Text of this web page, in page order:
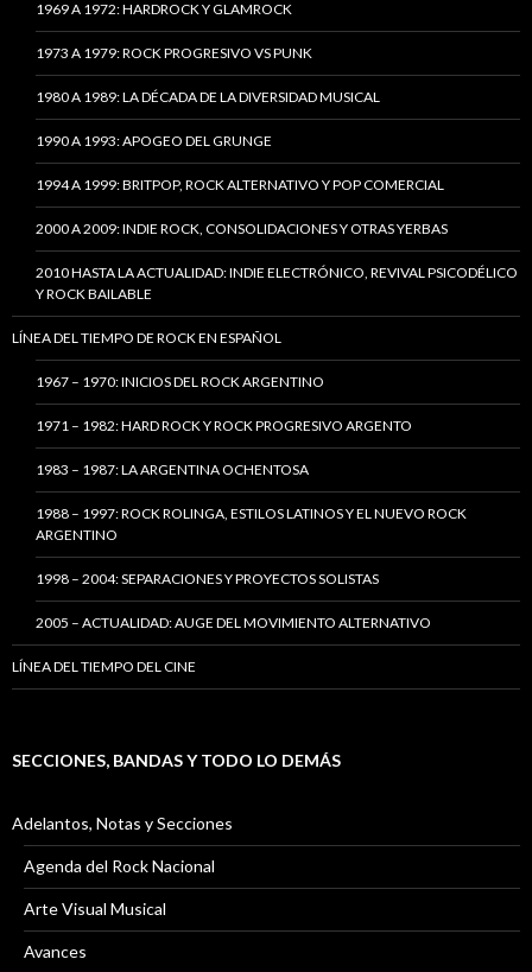
1969 A 1972: HARDROCK Y GLAMROCK
1973 A 1979: ROCK PROGRESIVO VS PUNK
1980 A 1989: LA DÉCADA DE LA DIVERSIDAD MUSICAL
1990 A 1993: APOGEO DEL GRUNGE
1994 A 1999: BRITPOP, ROCK ALTERNATIVO Y POP COMERCIAL
2000 A 2009: INDIE ROCK, CONSOLIDACIONES Y OTRAS YERBAS
2010 HASTA LA ACTUALIDAD: INDIE ELECTRÓNICO, REVIVAL PSICODÉLICO
Y ROCK BAILABLE
LÍNEA DEL TIEMPO DE ROCK EN ESPAÑOL
1967 – 1970: INICIOS DEL ROCK ARGENTINO
1971 – 1982: HARD ROCK Y ROCK PROGRESIVO ARGENTO
1983 – 1987: LA ARGENTINA OCHENTOSA
1988 – 1997: ROCK ROLINGA, ESTILOS LATINOS Y EL NUEVO ROCK
ARGENTINO
1998 – 2004: SEPARACIONES Y PROYECTOS SOLISTAS
2005 – ACTUALIDAD: AUGE DEL MOVIMIENTO ALTERNATIVO
LÍNEA DEL TIEMPO DEL CINE
SECCIONES, BANDAS Y TODO LO DEMÁS
Adelantos, Notas y Secciones
Agenda del Rock Nacional
Arte Visual Musical
Avances